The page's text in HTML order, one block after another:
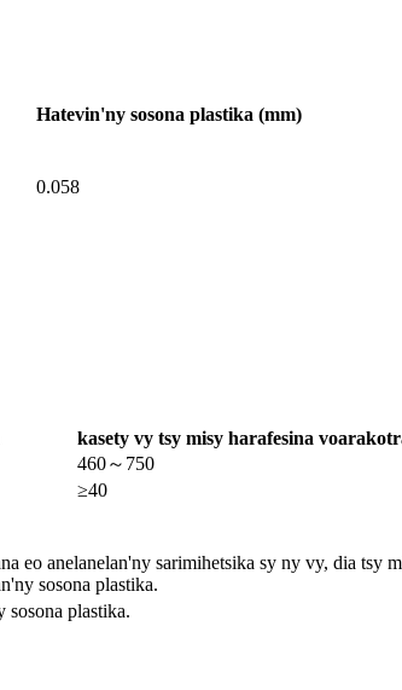
Hatevin'ny sosona plastika (mm)
0.058
kasety vy tsy misy harafesina
460～750
≥40
eo anelanelan'ny sarimihetsika sy ny vy, dia tsy
sosona plastika.
sosona plastika.